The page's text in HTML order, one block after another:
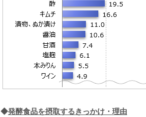
◆発酵食品を摂取するきっかけ・理由